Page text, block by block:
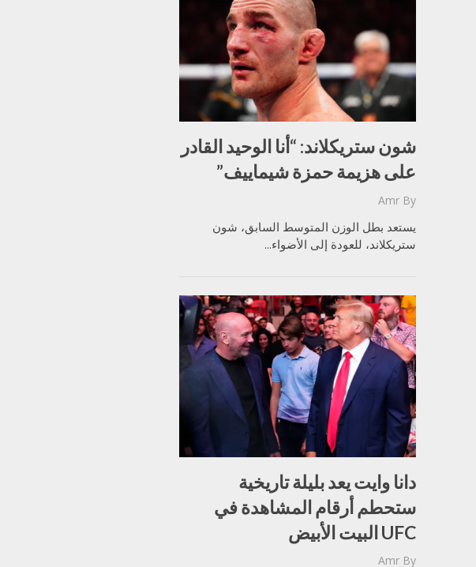
شون ستريكلاند: “أنا الوحيد القادر
على هزيمة حمزة شيماييف”
By
Amr
يستعد بطل الوزن المتوسط السابق، شون
ستريكلاند، للعودة إلى الأضواء...
دانا وايت يعد بليلة تاريخية
ستحطم أرقام المشاهدة في
UFC البيت الأبيض
By
Amr